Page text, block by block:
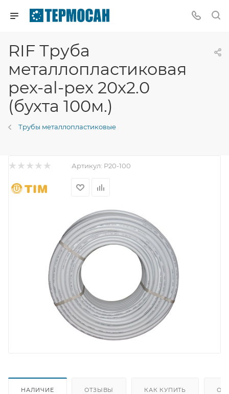
RIF Труба
металлопластиковая
pex-al-pex 20x2.0
(бухта 100м.)
Трубы металлопластиковые
Артикул: P20-100
НАЛИЧИЕ ОТЗЫВЫ КАК КУПИТЬ